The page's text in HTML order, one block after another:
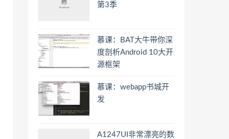
第3季
慕课：BAT大牛带你深
度剖析Android 10大开
源框架
慕课：webapp书城开
发
A1247UI非常漂亮的数